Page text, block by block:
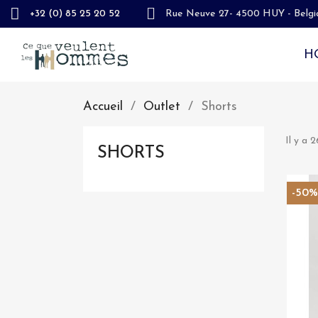
+32 (0) 85 25 20 52 Rue Neuve 27- 4500 HUY -
Accueil Outlet Shorts
SHORTS
Il y a
-50%